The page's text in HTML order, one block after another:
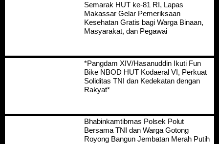
Semarak HUT ke-81 RI, Lapas
Makassar Gelar Pemeriksaan
Kesehatan Gratis bagi Warga Binaan,
Masyarakat, dan Pegawai
*Pangdam XIV/Hasanuddin Ikuti Fun
Bike NBOD HUT Kodaeral VI, Perkuat
Soliditas TNI dan Kedekatan dengan
Rakyat*
Bhabinkamtibmas Polsek Polut
Bersama TNI dan Warga Gotong
Royong Bangun Jembatan Merah Putih